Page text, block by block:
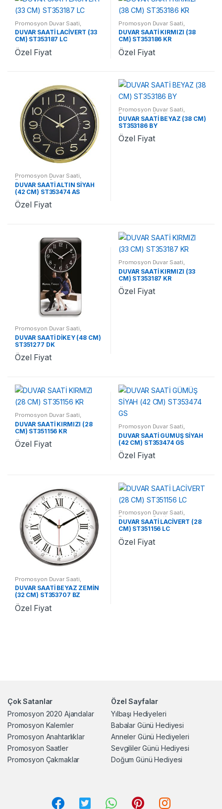
Promosyon Duvar Saati
Promosyon Saatler
DUVAR SAATİ LACİVERT (33
CM) ST353187 LC
Özel Fiyat
Promosyon Duvar Saati
Promosyon Saatler
DUVAR SAATİ KIRMIZI (38
CM) ST353186 KR
Özel Fiyat
Promosyon Duvar Saati,
Promosyon Saatler
DUVAR SAATİ ALTIN SİYAH
(42 CM) ST353474 AS
Özel Fiyat
Promosyon Duvar Saati,
Promosyon Saatler
DUVAR SAATİ BEYAZ (38 CM)
ST353186 BY
Özel Fiyat
Promosyon Duvar Saati,
Promosyon Saatler
DUVAR SAATİ DİKEY (48 CM)
ST351277 DK
Özel Fiyat
Promosyon Duvar Saati,
Promosyon Saatler
DUVAR SAATİ KIRMIZI (33
CM) ST353187 KR
Özel Fiyat
Promosyon Duvar Saati
Promosyon Saatler
DUVAR SAATİ KIRMIZI (28
CM) ST351156 KR
Özel Fiyat
Promosyon Duvar Saati
Promosyon Saatler
DUVAR SAATİ GÜMÜŞ SİYAH
(42 CM) ST353474 GS
Özel Fiyat
Promosyon Duvar Saati
Promosyon Saatler
DUVAR SAATİ BEYAZ ZEMİN
(32 CM) ST353707 BZ
Özel Fiyat
Promosyon Duvar Saati,
Promosyon Saatler
DUVAR SAATİ LACİVERT (28
CM) ST351156 LC
Özel Fiyat
Çok Satanlar
Promosyon 2020 Ajandalar
Promosyon Kalemler
Promosyon Anahtarlıklar
Promosyon Saatler
Promosyon Çakmaklar
Özel Sayfalar
Yılbaşı Hediyeleri
Babalar Günü Hediyesi
Anneler Günü Hediyeleri
Sevgililer Günü Hediyesi
Doğum Günü Hediyesi